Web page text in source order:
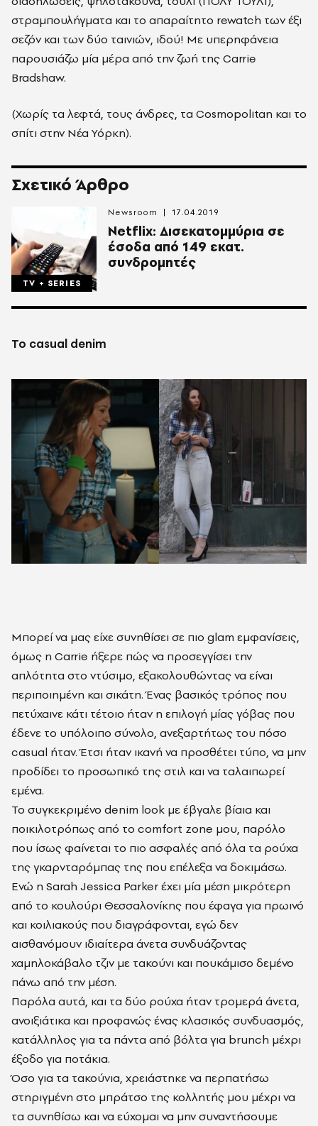
στραμπουλήγματα και το απαραίτητο rewatch των έξι
σεζόν και των δύο ταινιών, ιδού! Με υπερηφάνεια
παρουσιάζω μία μέρα από την ζωή της Carrie
Bradshaw.
(Χωρίς τα λεφτά, τους άνδρες, τα Cosmopolitan και το
σπίτι στην Νέα Υόρκη).
Σχετικό Άρθρο
TV + SERIES
Netflix: Δισεκατομμύρια σε
έσοδα από 149 εκατ.
συνδρομητές
Newsroom 17.04.2019
To casual denim
Μπορεί να μας είχε συνηθίσει σε πιο glam εμφανίσεις,
όμως η Carrie ήξερε πώς να προσεγγίσει την
απλότητα στο ντύσιμο, εξακολουθώντας να είναι
περιποιημένη και σικάτη. Ένας βασικός τρόπος που
πετύχαινε κάτι τέτοιο ήταν η επιλογή μίας γόβας που
έδενε το υπόλοιπο σύνολο, ανεξαρτήτως του πόσο
casual ήταν. Έτσι ήταν ικανή να προσθέτει τύπο, να μην
προδίδει το προσωπικό της στιλ και να ταλαιπωρεί
εμένα.
Το συγκεκριμένο denim look με έβγαλε βίαια και
ποικιλοτρόπως από το comfort zone μου, παρόλο
που ίσως φαίνεται το πιο ασφαλές από όλα τα ρούχα
της γκαρνταρόμπας της που επέλεξα να δοκιμάσω.
Ενώ η Sarah Jessica Parker έχει μία μέση μικρότερη
από το κουλούρι Θεσσαλονίκης που έφαγα για πρωινό
και κοιλιακούς που διαγράφονται, εγώ δεν
αισθανόμουν ιδιαίτερα άνετα συνδυάζοντας
χαμηλοκάβαλο τζιν με τακούνι και πουκάμισο δεμένο
πάνω από την μέση.
Παρόλα αυτά, και τα δύο ρούχα ήταν τρομερά άνετα,
ανοιξιάτικα και προφανώς ένας κλασικός συνδυασμός,
κατάλληλος για τα πάντα από βόλτα για brunch μέχρι
έξοδο για ποτάκια.
Όσο για τα τακούνια, χρειάστηκε να περπατήσω
στηριγμένη στο μπράτσο της κολλητής μου μέχρι να
τα συνηθίσω και να εύχομαι να μην συναντήσουμε